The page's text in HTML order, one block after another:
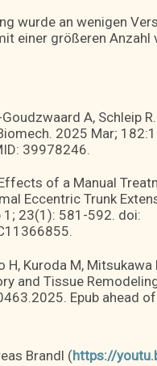
wurde an wenigen
einer größeren Anzahl
A, Schleip
2025 Mar;
39978246.
of a Manual
Eccentric Trunk
1; 23(1): 581-592. doi:
H, Kuroda M, Mitsukawa
and Tissue
Epub ahead
Brandl (https://